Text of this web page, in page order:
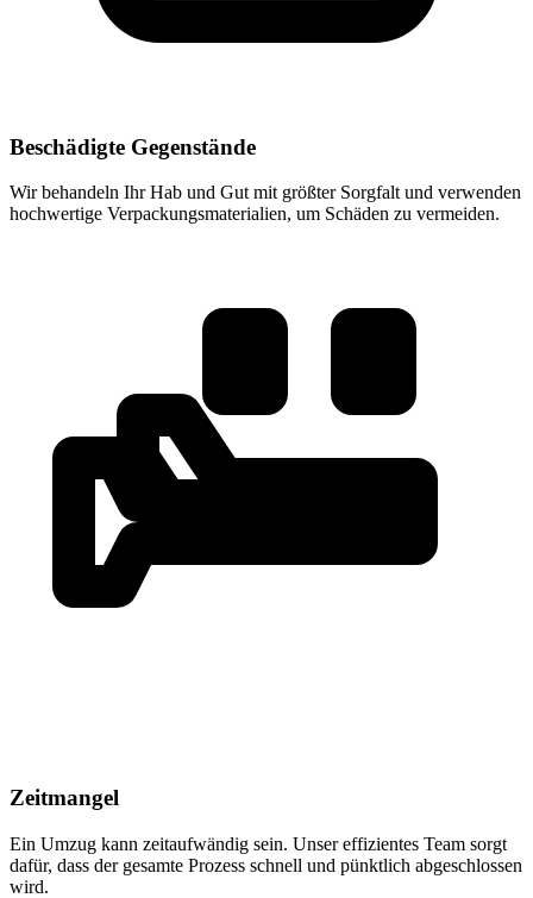
Beschädigte Gegenstände
Wir behandeln Ihr Hab und Gut mit größter Sorgfalt und verwenden
hochwertige Verpackungsmaterialien, um Schäden zu vermeiden.
Zeitmangel
Ein Umzug kann zeitaufwändig sein. Unser effizientes Team sorgt
dafür, dass der gesamte Prozess schnell und pünktlich abgeschlossen
wird.